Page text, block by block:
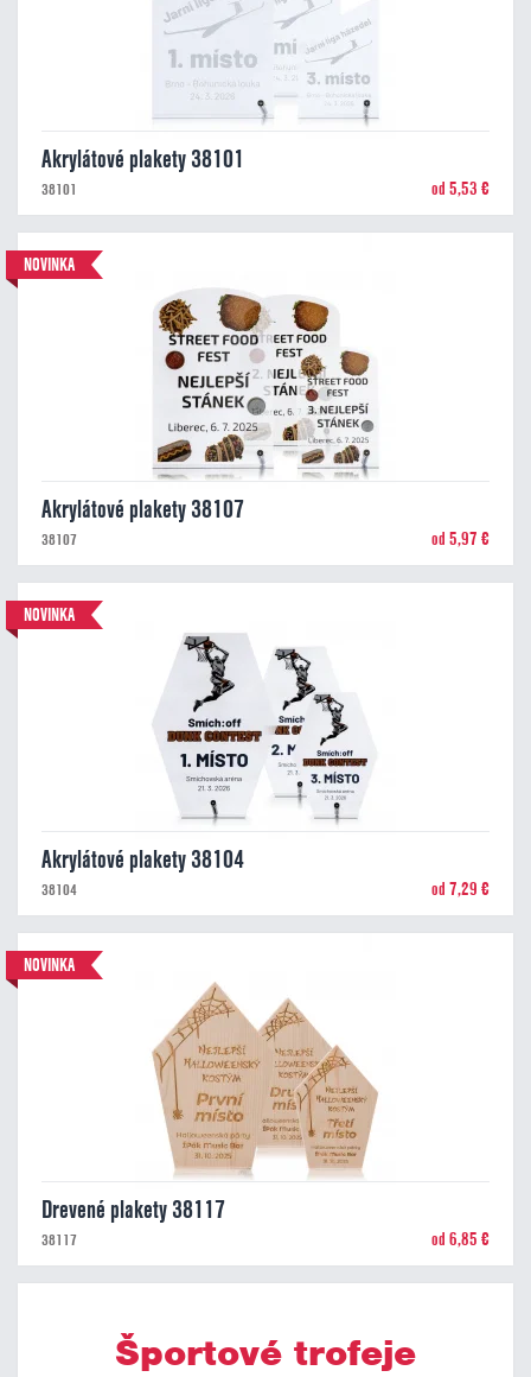
Akrylátové plakety 38101
38101 od 5,53 €
Akrylátové plakety 38107
38107 od 5,97 €
NOVINKA
Akrylátové plakety 38104
38104 od 7,29 €
NOVINKA
Drevené plakety 38117
38117 od 6,85 €
NOVINKA
Športové trofeje